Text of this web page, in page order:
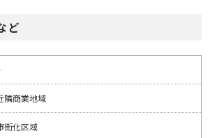
ど
隣商業地域
街化区域